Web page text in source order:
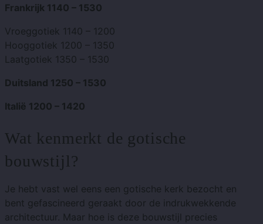
Frankrijk 1140 – 1530
Vroeggotiek 1140 – 1200
Hooggotiek 1200 – 1350
Laatgotiek 1350 – 1530
Duitsland 1250 – 1530
Italië 1200 – 1420
Wat kenmerkt de gotische
bouwstijl?
Je hebt vast wel eens een gotische kerk bezocht en
bent gefascineerd geraakt door de indrukwekkende
architectuur. Maar hoe is deze bouwstijl precies